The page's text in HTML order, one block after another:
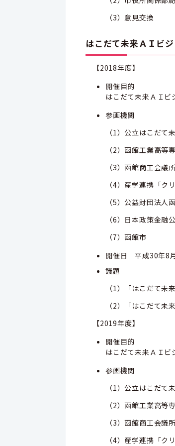
（3）意見交換
はこだて未来ＡＩビ
【2018年度】
開催目的
はこだて未来ＡＩビ
参画機関
（1）公立はこだて
（2）函館工業高等
（3）函館商工会議所
（4）産学連携「ク
（5）公益財団法人
（6）日本政策金融
（7）函館市
開催日 平成30年8月
議題
（1）「はこだて未
（2）「はこだて未
【2019年度】
開催目的
はこだて未来ＡＩビ
参画機関
（1）公立はこだて
（2）函館工業高等
（3）函館商工会議所
（4）産学連携「ク